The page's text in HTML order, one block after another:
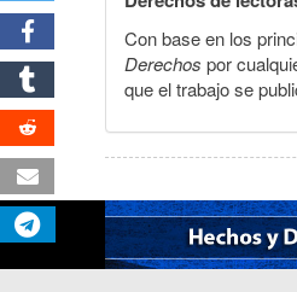
Con base en los
Derechos por
que el trabajo se